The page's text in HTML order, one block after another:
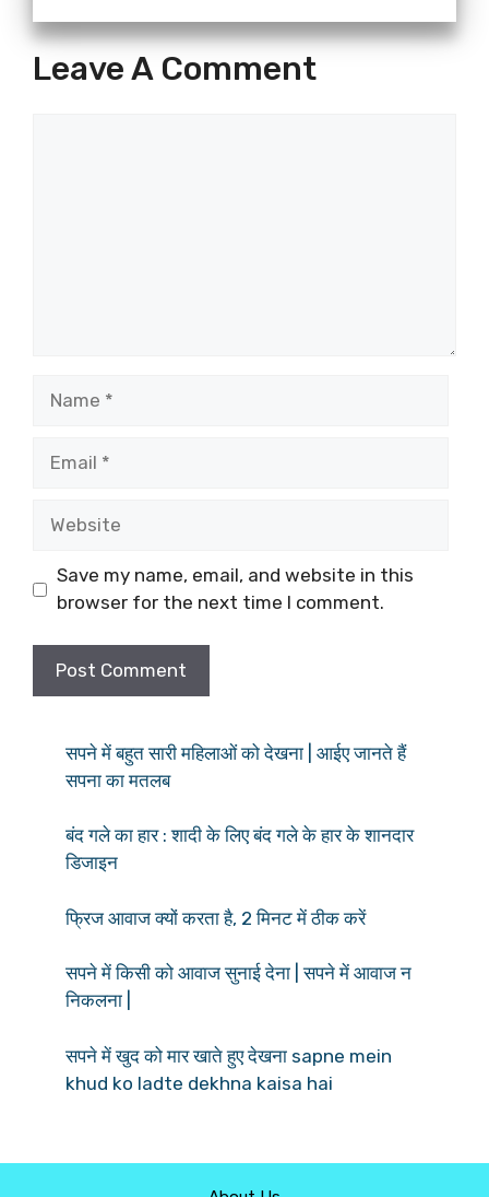
Leave A Comment
Save my name, email, and website in this
browser for the next time I comment.
सपने में बहुत सारी महिलाओं को देखना | आईए जानते हैं
सपना का मतलब
बंद गले का हार : शादी के लिए बंद गले के हार के शानदार
डिजाइन
फ्रिज आवाज क्यों करता है, 2 मिनट में ठीक करें
सपने में किसी को आवाज सुनाई देना | सपने में आवाज न
निकलना |
सपने में खुद को मार खाते हुए देखना sapne mein
khud ko ladte dekhna kaisa hai